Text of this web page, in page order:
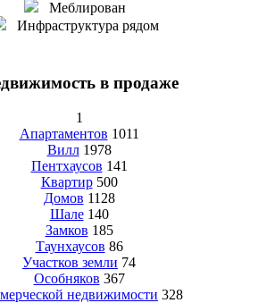
Меблирован
Инфраструктура рядом
в продаже
1
Апартаментов 1011
Вилл 1978
Пентхаусов 141
Квартир 500
Домов 1128
Шале 140
Замков 185
Таунхаусов 86
Участков земли 74
Особняков 367
недвижимости 328